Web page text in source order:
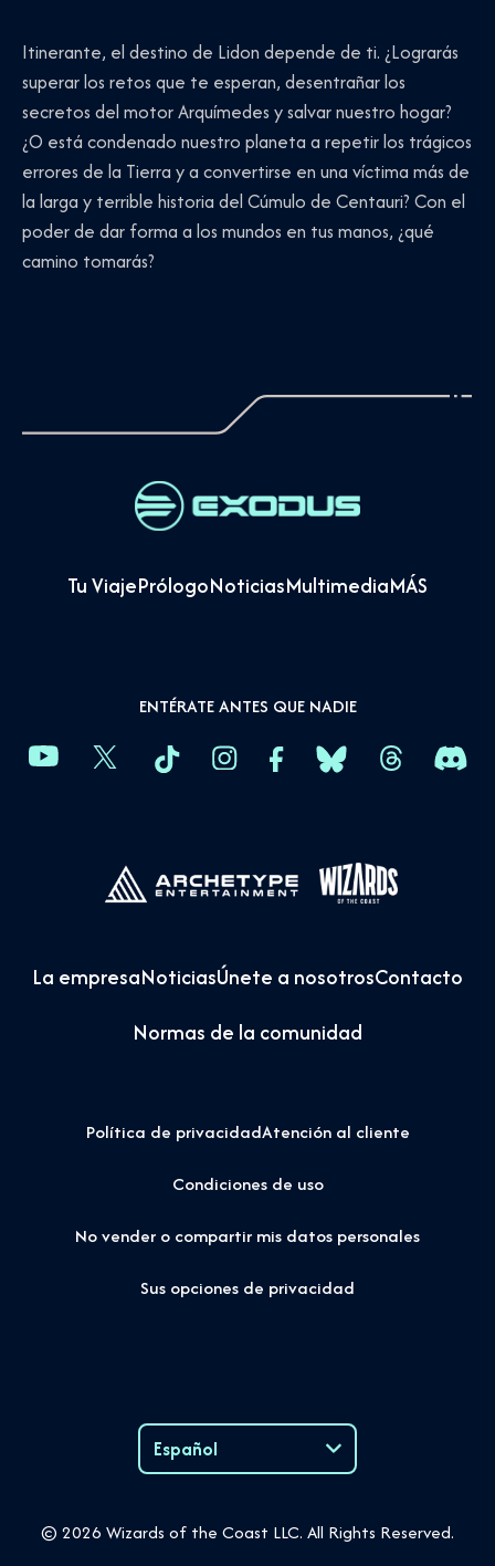
Itinerante, el destino de Lidon depende de ti. ¿Lograrás
superar los retos que te esperan, desentrañar los
secretos del motor Arquímedes y salvar nuestro hogar?
¿O está condenado nuestro planeta a repetir los trágicos
errores de la Tierra y a convertirse en una víctima más de
la larga y terrible historia del Cúmulo de Centauri? Con el
poder de dar forma a los mundos en tus manos, ¿qué
camino tomarás?
Tu ViajePrólogoNoticiasMultimediaMÁS
ENTÉRATE ANTES QUE NADIE
La empresaNoticiasÚnete a nosotrosContacto
Normas de la comunidad
Política de privacidadAtención al cliente
Condiciones de uso
No vender o compartir mis datos personales
Sus opciones de privacidad
Español
Language
© 2026 Wizards of the Coast LLC. All Rights Reserved.